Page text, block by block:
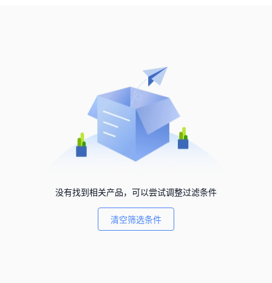
没有找到相关产品，可以尝试调整过滤条件
清空筛选条件